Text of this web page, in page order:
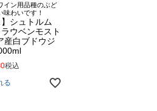
イン用品種のぶど
味わいです！
シュトルム
ウベンモスト
産白ブドウジ
税込
る